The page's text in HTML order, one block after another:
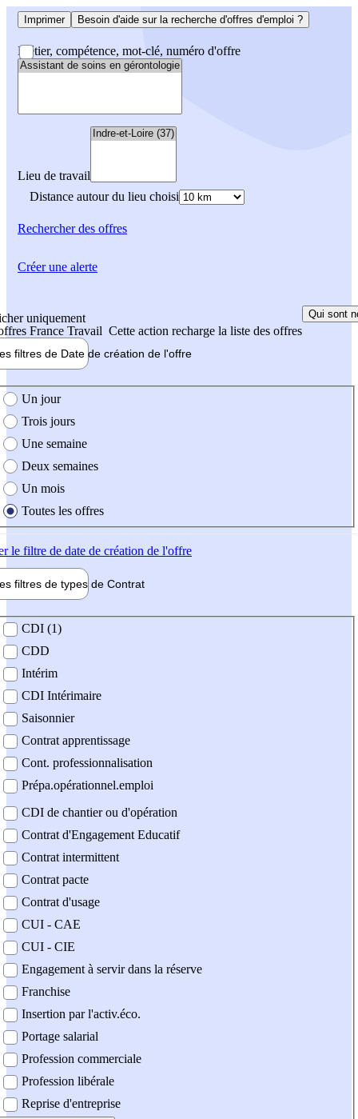
Imprimer Besoin d'aide sur la recherche d'offres d'emploi ?
Métier, compétence, mot-clé, numéro d'offre
Lieu de travail
Distance autour du lieu choisi
Rechercherdes offres
uniquement
France Travail Cette action recharge la liste des offres
Qui sont
filtres de Date de création de l'offre
création de l'offre
Un jour
Trois jours
Une semaine
Deux semaines
Un mois
Toutes les offres
le filtre de date de création de l'offre
filtres de types de Contrat
contrat
CDI (1)
CDD
Intérim
CDI Intérimaire
Saisonnier
Contrat apprentissage
Cont. professionnalisation
Prépa.opérationnel.emploi
CDI de chantier ou d'opération
Contrat d'Engagement Educatif
Contrat intermittent
Contrat pacte
Contrat d'usage
CUI - CAE
CUI - CIE
Engagement à servir dans la réserve
Franchise
Insertion par l'activ.éco.
Portage salarial
Profession commerciale
Profession libérale
Reprise d'entreprise
Créer une alerte